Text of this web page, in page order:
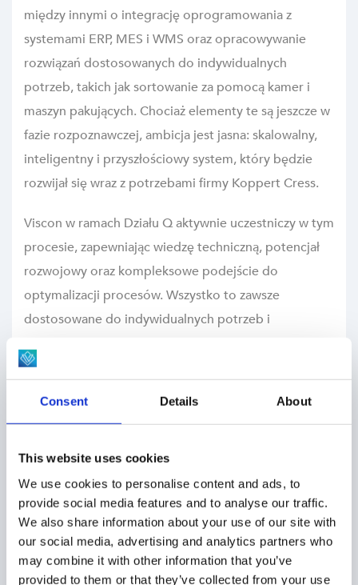
Consent Details About
This website uses cookies
We use cookies to personalise content and ads, to
provide social media features and to analyse our traffic.
We also share information about your use of our site with
our social media, advertising and analytics partners who
may combine it with other information that you’ve
provided to them or that they’ve collected from your use
między innymi o integrację oprogramowania z
systemami ERP, MES i WMS oraz opracowywanie
rozwiązań dostosowanych do indywidualnych
potrzeb, takich jak sortowanie za pomocą kamer i
maszyn pakujących. Chociaż elementy te są jeszcze w
fazie rozpoznawczej, ambicja jest jasna: skalowalny,
inteligentny i przyszłościowy system, który będzie
rozwijał się wraz z potrzebami firmy Koppert Cress.
Viscon w ramach Działu Q aktywnie uczestniczy w tym
procesie, zapewniając wiedzę techniczną, potencjał
rozwojowy oraz kompleksowe podejście do
optymalizacji procesów. Wszystko to zawsze
dostosowane do indywidualnych potrzeb i
Wspólnie wprowadzamy innowacje, wspólnie się
rozwijamy
Cress pokazują, że automatyzacja to nie tylko kwestia
techniczna, ale także strategiczna. „Razem sprawiamy,
że ogrodnictwo staje się bardziej inteligentne”.